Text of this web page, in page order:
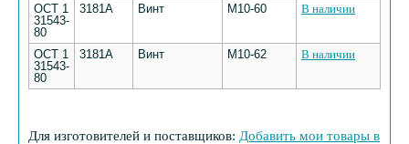
ОСТ 1
31543-
80
3181А Винт М10-60 В наличии
ОСТ 1
31543-
80
3181А Винт М10-62 В наличии
Для изготовителей и поставщиков: Добавить мои товары в